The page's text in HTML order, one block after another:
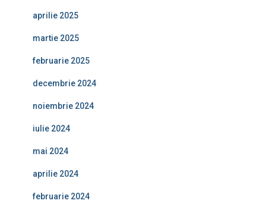
aprilie 2025
martie 2025
februarie 2025
decembrie 2024
noiembrie 2024
iulie 2024
mai 2024
aprilie 2024
februarie 2024